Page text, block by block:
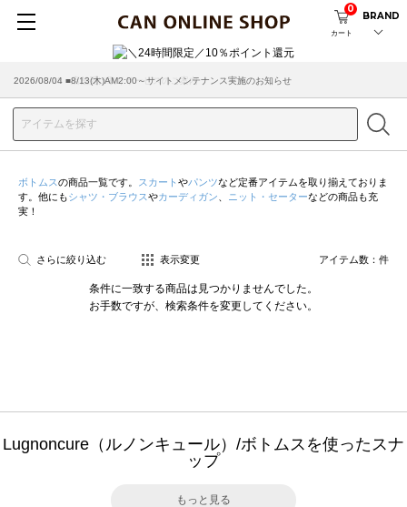
カート
0
BRAND
2026/08/04 ■8/13(木)AM2:00～サイトメンテナンス実施のお知らせ
2026/03/18 ■店舗受け取りサービスのご案内
ボトムスの商品一覧です。 スカート やパンツなど定番アイテムを取り揃えておりま
す。他にもシャツ・ブラウスやカーディガン ニット・セーターなどの商品も充
実！
さらに絞り込む 表示変更 アイテム数： 件
条件に一致する商品は見つかりませんでした。
お手数ですが、検索条件を変更してください。
Lugnoncure（ルノンキュール）/ボトムスを使ったスナ
ップ
もっと見る